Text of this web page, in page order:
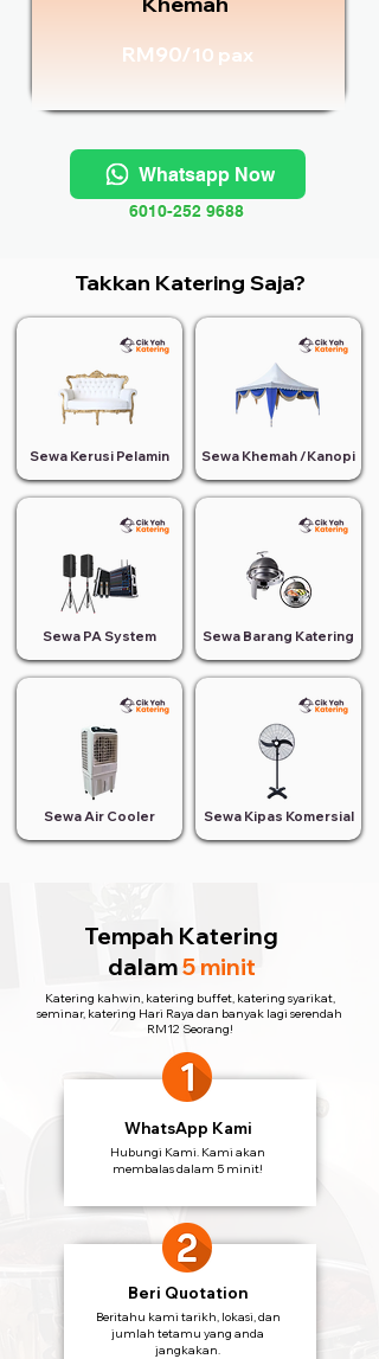
RM90/10 pax
Whatsapp Now
6010-252 9688
Takkan Katering Saja?
Sewa Kerusi Pelamin
Sewa PA System
Sewa Air Cooler
Sewa Khemah /Kanopi
Sewa Barang Katering
Sewa Kipas Komersial
Tempah Katering
dalam5 minit
Katering kahwin, katering buffet, katering syarikat,
seminar, katering Hari Raya dan banyak lagi serendah
RM12 Seorang!
WhatsApp Kami
Hubungi Kami. Kami akan
membalas dalam 5 minit!
Beri Quotation
Beritahu kami tarikh, lokasi, dan
jumlah tetamu yang anda
jangkakan.